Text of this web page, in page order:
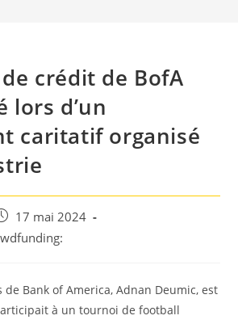
crédit de BofA
lors d’un
caritatif organisé
17 mai 2024
Bank of America, Adnan Deumic, est
à un tournoi de football